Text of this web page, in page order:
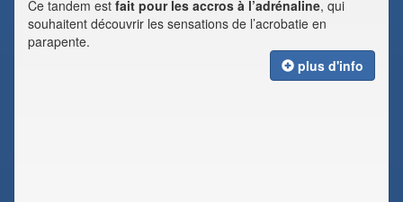
Ce tandem est fait pour les accros à l’adrénaline, qui
souhaitent découvrir les sensations de l’acrobatie en
parapente.
plus d'info